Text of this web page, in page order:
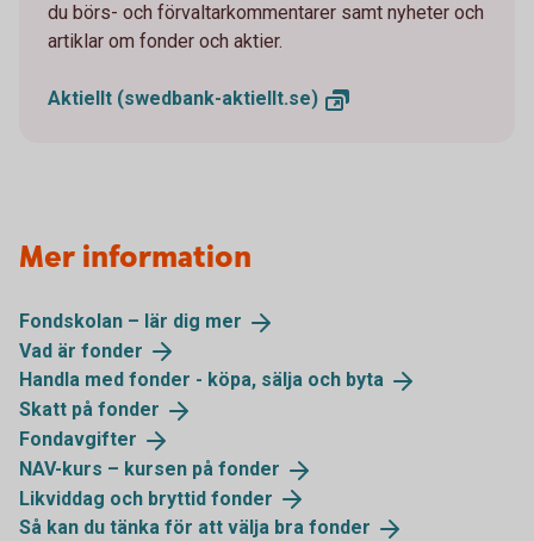
du börs- och förvaltarkommentarer samt nyheter och
artiklar om fonder och aktier.
Aktiellt (swedbank-aktiellt.se)
Mer information
Fondskolan – lär dig mer
Vad är fonder
Handla med fonder - köpa, sälja och byta
Skatt på fonder
Fondavgifter
NAV-kurs – kursen på fonder
Likviddag och bryttid fonder
Så kan du tänka för att välja bra fonder